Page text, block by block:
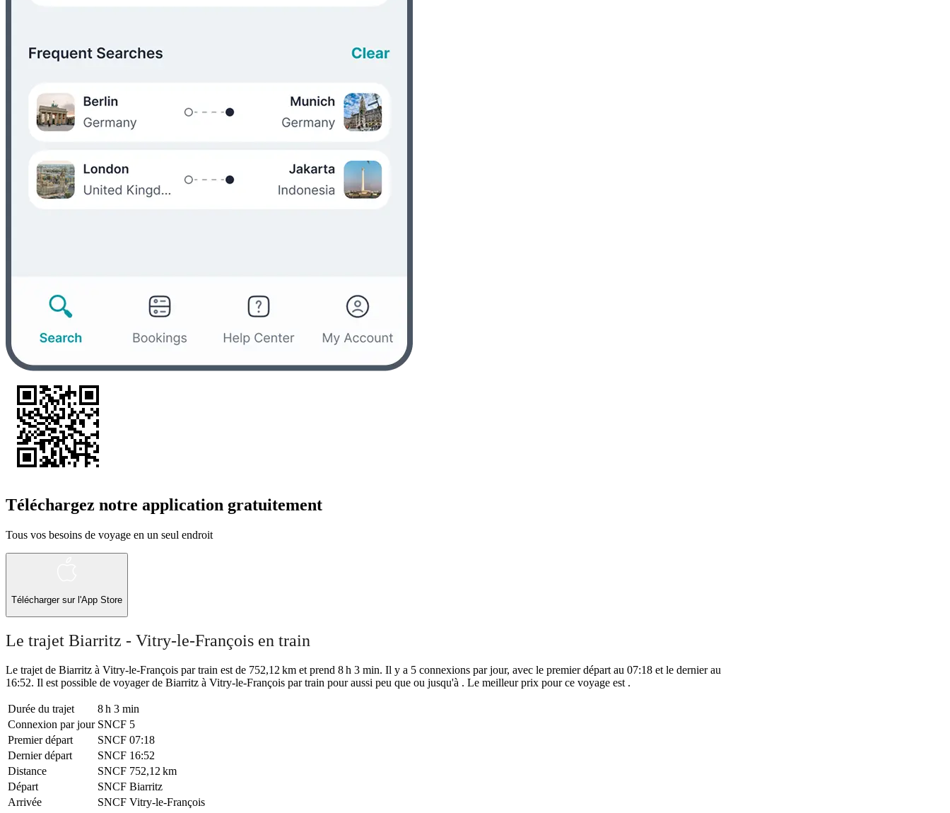
Téléchargez notre application gratuitement
Tous vos besoins de voyage en un seul endroit
Télécharger sur l'App Store
Le trajet Biarritz - Vitry-le-François en train
Le trajet de Biarritz à Vitry-le-François par train est de 752,12 km et prend 8 h 3 min. Il y a 5 connexions par jour, avec le premier départ au 07:18 et le dernier au
16:52. Il est possible de voyager de Biarritz à Vitry-le-François par train pour aussi peu que ou jusqu'à . Le meilleur prix pour ce voyage est .
Durée du trajet
8 h 3 min
Connexion par jour SNCF 5
Premier départ
SNCF 07:18
Dernier départ
SNCF 16:52
Distance
SNCF 752,12 km
Départ
SNCF Biarritz
Arrivée
SNCF Vitry-le-François